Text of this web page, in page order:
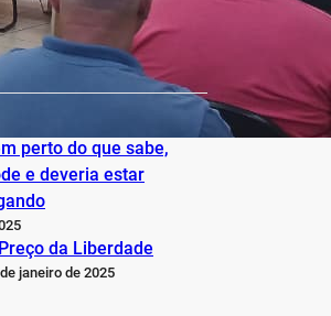
perto do que sabe,
e deveria estar
da Liberdade
janeiro de 2025